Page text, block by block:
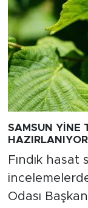
SAMSUN YİNE
HAZIRLANIYOR
Fındık
Odası